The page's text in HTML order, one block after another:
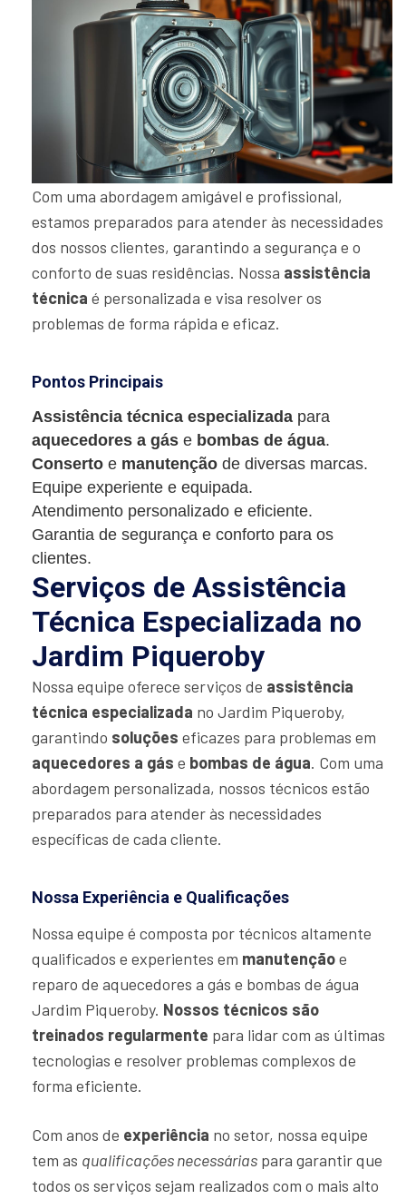
Com uma abordagem amigável e profissional,
estamos preparados para atender às necessidades
dos nossos clientes, garantindo a segurança e o
conforto de suas residências. Nossa assistência
técnica é personalizada e visa resolver os
problemas de forma rápida e eficaz.
Pontos Principais
Assistência técnica especializada para
aquecedores a gás e bombas de água.
Conserto e manutenção de diversas marcas.
Equipe experiente e equipada.
Atendimento personalizado e eficiente.
Garantia de segurança e conforto para os
clientes.
Serviços de Assistência
Técnica Especializada no
Jardim Piqueroby
Nossa equipe oferece serviços de assistência
técnica especializada no Jardim Piqueroby,
garantindo soluções eficazes para problemas em
aquecedores a gás e bombas de água. Com uma
abordagem personalizada, nossos técnicos estão
preparados para atender às necessidades
específicas de cada cliente.
Nossa Experiência e Qualificações
Nossa equipe é composta por técnicos altamente
qualificados e experientes em manutençãoe
reparo de aquecedores a gás e bombas de água
Jardim Piqueroby. Nossos técnicos são
treinados regularmente para lidar com as últimas
tecnologias e resolver problemas complexos de
forma eficiente.
Com anos de experiência no setor, nossa equipe
tem as qualificações necessárias para garantir que
todos os serviços sejam realizados com o mais alto